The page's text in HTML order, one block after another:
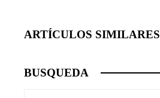
ARTÍCULOS SIMILARES
BUSQUEDA